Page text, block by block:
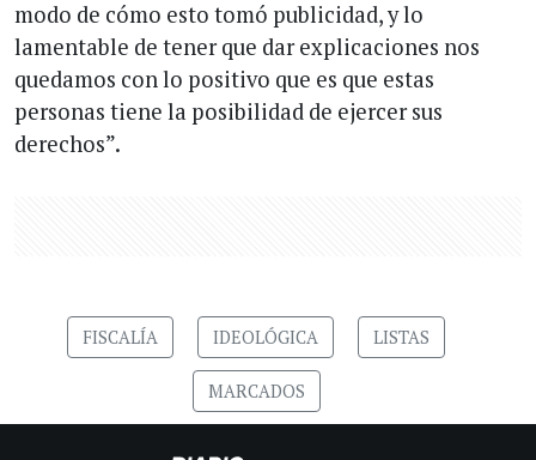
modo de cómo esto tomó publicidad, y lo
lamentable de tener que dar explicaciones nos
quedamos con lo positivo que es que estas
personas tiene la posibilidad de ejercer sus
derechos”.
FISCALÍA IDEOLÓGICA LISTAS
MARCADOS